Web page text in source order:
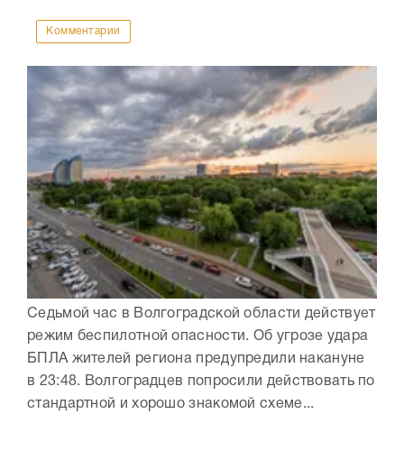
Комментарии
Седьмой час в Волгоградской области действует
режим беспилотной опасности. Об угрозе удара
БПЛА жителей региона предупредили накануне
в 23:48. Волгоградцев попросили действовать по
стандартной и хорошо знакомой схеме...